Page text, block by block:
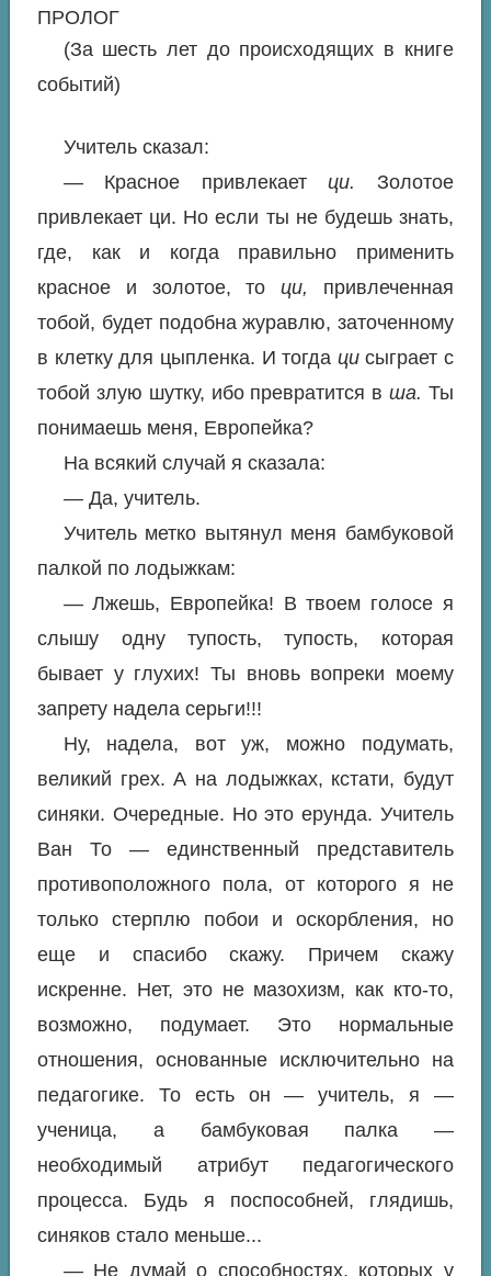
ПРОЛОГ
(За шесть лет до происходящих в книге
событий)
Учитель сказал:
— Красное привлекаетци. Золотое
привлекает ци. Но если ты не будешь знать,
где, как и когда правильно применить
красное и золотое, то ци, привлеченная
тобой, будет подобна журавлю, заточенному
в клетку для цыпленка. И тогда цисыграет с
тобой злую шутку, ибо превратится в ша. Ты
понимаешь меня, Европейка?
На всякий случай я сказала:
— Да, учитель.
Учитель метко вытянул меня бамбуковой
палкой по лодыжкам:
— Лжешь, Европейка! В твоем голосе я
слышу одну тупость, тупость, которая
бывает у глухих! Ты вновь вопреки моему
запрету надела серьги!!!
Ну, надела, вот уж, можно подумать,
великий грех. А на лодыжках, кстати, будут
синяки. Очередные. Но это ерунда. Учитель
Ван То — единственный представитель
противоположного пола, от которого я не
только стерплю побои и оскорбления, но
еще и спасибо скажу. Причем скажу
искренне. Нет, это не мазохизм, как кто-то,
возможно, подумает. Это нормальные
отношения, основанные исключительно на
педагогике. То есть он — учитель, я —
ученица, а бамбуковая палка —
необходимый атрибут педагогического
процесса. Будь я поспособней, глядишь,
синяков стало меньше...
— Не думай о способностях, которых у